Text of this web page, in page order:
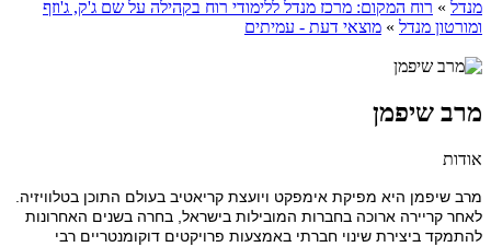
מנדל » רוח המקום: מרכז מנדל ללימודי רוח בקהילה על שם ג'ק, ג'וזף
ומורטון מנדל » מוצאי דעת - עמיתים
מרב שיפמן
אודות
מרב שיפמן היא מפיקת אימפקט ויועצת קריאטיב בעולם התוכן בטלוויזיה.
לאחר קריירה ארוכה בחברות המובילות בישראל, בחרה בשנים האחרונות
להתמקד ביצירת שינוי חברתי באמצעות פרויקטים דוקומנטריים רבי